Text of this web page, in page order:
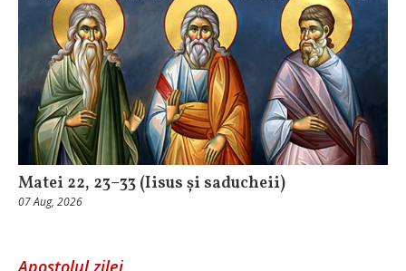
Matei 22, 23–33 (Iisus și saducheii)
07 Aug, 2026